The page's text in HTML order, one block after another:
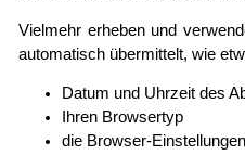
Vielmehr erheben und
automatisch übermittelt, wie
Datum und Uhrzeit des
Ihren Browsertyp
die Browser-Einstellungen